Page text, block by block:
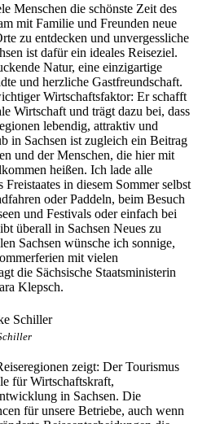
Menschen die schönste Zeit des
mit Familie und Freunden neue
zu entdecken und unvergessliche
ist dafür ein ideales Reiseziel.
Natur, eine einzigartige
und herzliche Gastfreundschaft.
Wirtschaftsfaktor: Er schafft
Wirtschaft und trägt dazu bei, dass
lebendig, attraktiv und
in Sachsen ist zugleich ein Beitrag
und der Menschen, die hier mit
heißen. Ich lade alle
in diesem Sommer selbst
oder Paddeln, beim Besuch
und Festivals oder einfach bei
überall in Sachsen Neues zu
Sachsen wünsche ich sonnige,
mit vielen
die Sächsische Staatsministerin
Klepsch.
zeigt: Der Tourismus
für Wirtschaftskraft,
in Sachsen. Die
für unsere Betriebe, auch wenn